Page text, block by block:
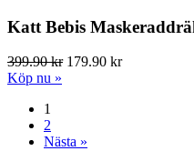
Katt Bebis
399.90 kr179.90 kr
Köp nu »
1
2
Nästa »